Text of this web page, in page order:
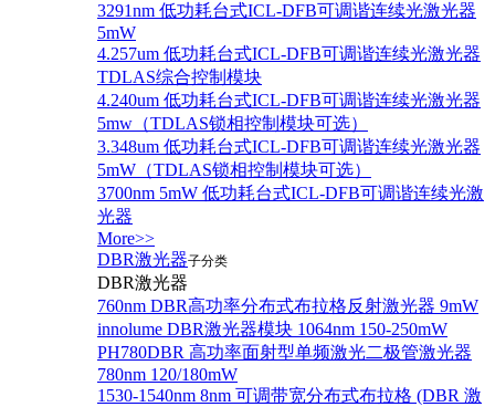
3291nm 低功耗台式ICL-DFB可调谐连续光激光器
5mW
4.257um 低功耗台式ICL-DFB可调谐连续光激光器
TDLAS综合控制模块
4.240um 低功耗台式ICL-DFB可调谐连续光激光器
5mw（TDLAS锁相控制模块可选）
3.348um 低功耗台式ICL-DFB可调谐连续光激光器
5mW（TDLAS锁相控制模块可选）
3700nm 5mW 低功耗台式ICL-DFB可调谐连续光激
光器
More>>
DBR激光器子分类
DBR激光器
760nm DBR高功率分布式布拉格反射激光器 9mW
innolume DBR激光器模块 1064nm 150-250mW
PH780DBR 高功率面射型单频激光二极管激光器
780nm 120/180mW
1530-1540nm 8nm 可调带宽分布式布拉格 (DBR 激